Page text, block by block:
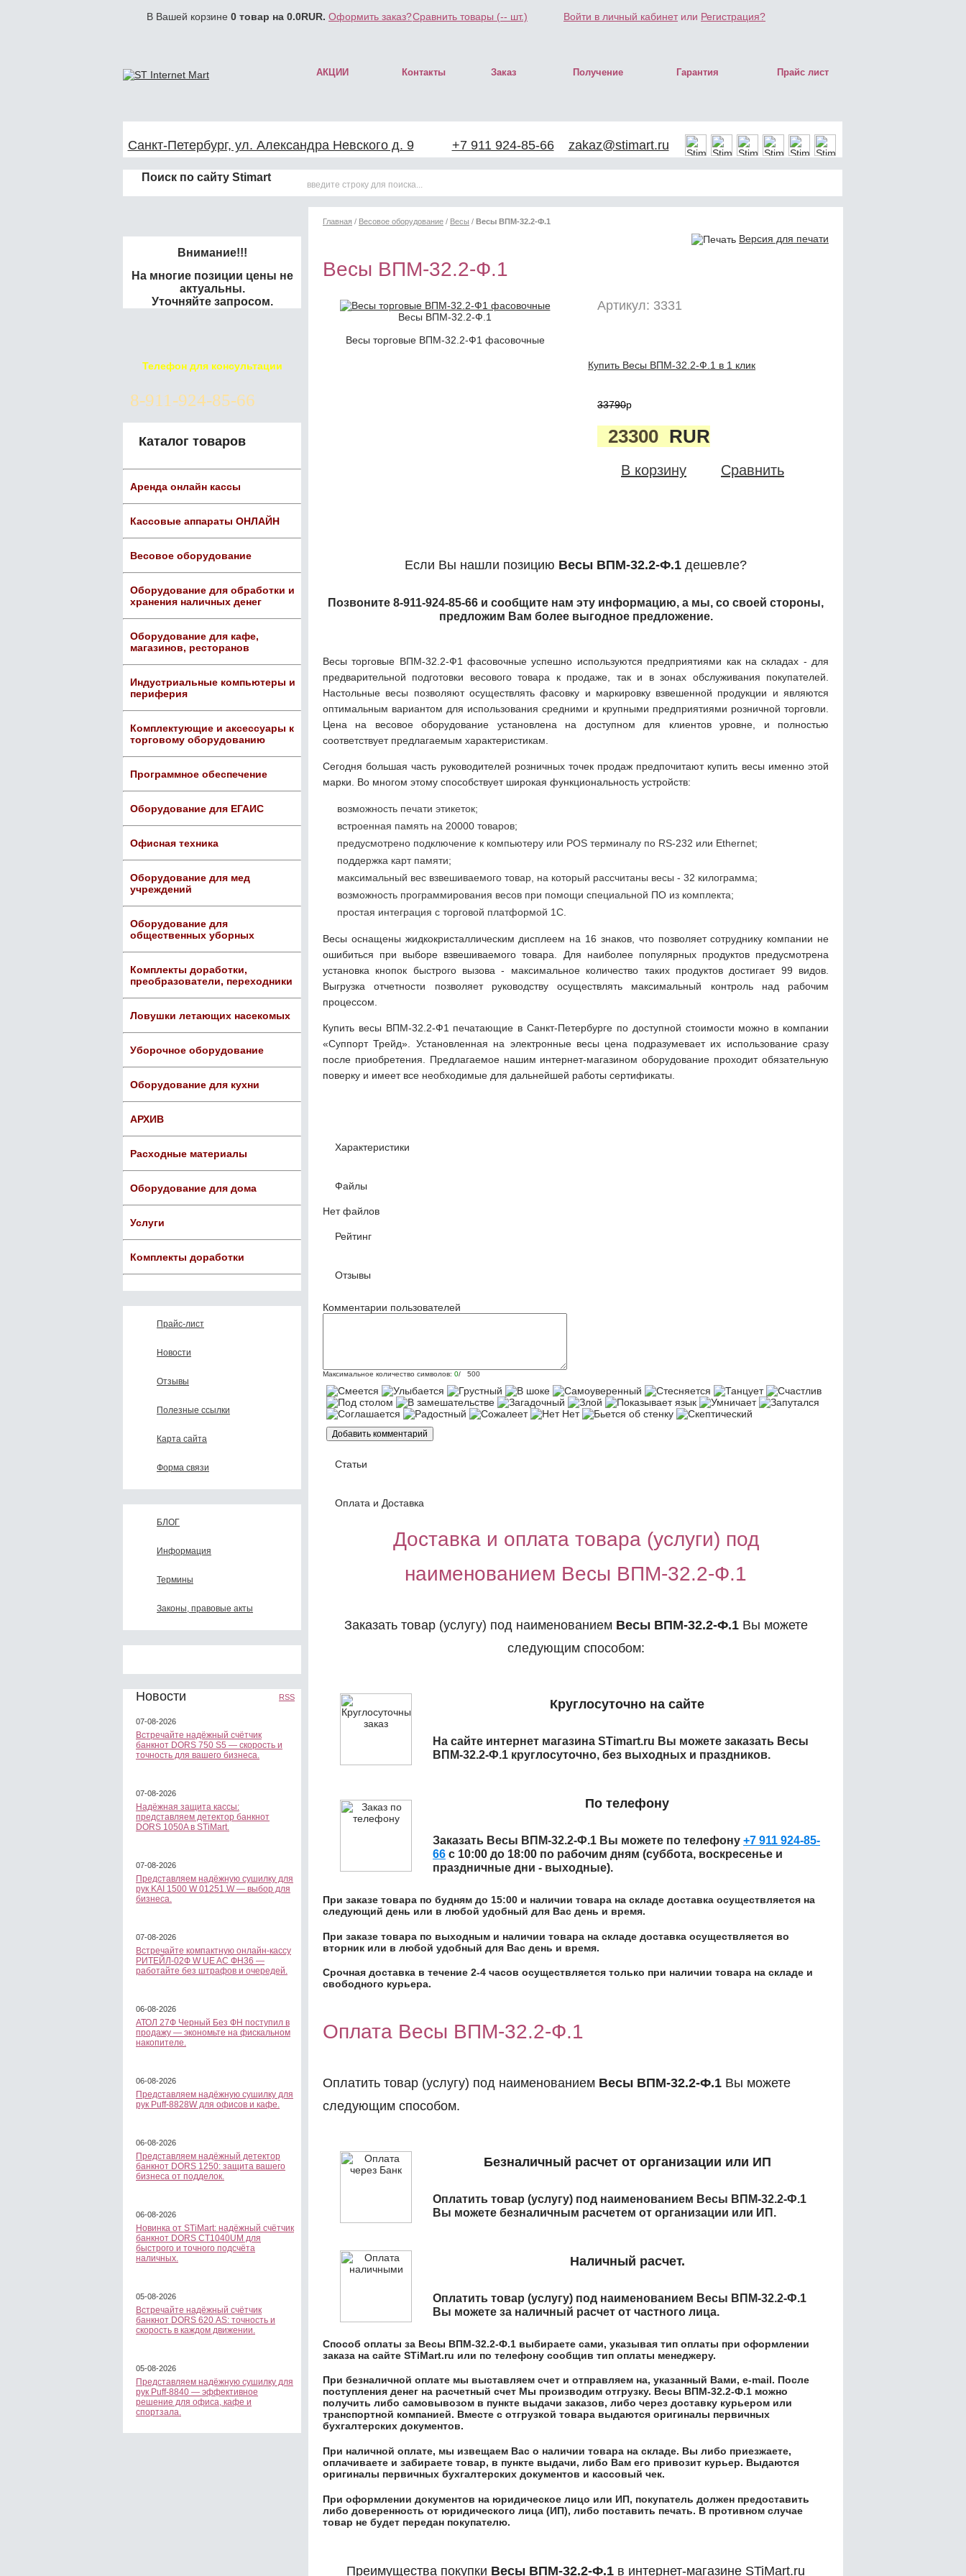
В Вашей корзине 0 товар на 0.0RUR. Оформить заказ?Сравнить товары (-- шт.) Войти в личный кабинетили Регистрация?
АКЦИИ Контакты Заказ Получение Гарантия Прайс лист
Санкт-Петербург, ул. Александра Невского д. 9 +7 911 924-85-66 zakaz@stimart.ru
Поиск по сайту Stimart
Внимание!!!
На многие позиции цены не
актуальны.
Уточняйте запросом.
Телефон для консультации
8-911-924-85-66
Каталог товаров
Аренда онлайн кассы
Кассовые аппараты ОНЛАЙН
Весовое оборудование
Оборудование для обработки и
хранения наличных денег
Оборудование для кафе,
магазинов, ресторанов
Индустриальные компьютеры и
периферия
Комплектующие и аксессуары к
торговому оборудованию
Программное обеспечение
Оборудование для ЕГАИС
Офисная техника
Оборудование для мед
учреждений
Оборудование для
общественных уборных
Комплекты доработки,
преобразователи, переходники
Ловушки летающих насекомых
Уборочное оборудование
Оборудование для кухни
АРХИВ
Расходные материалы
Оборудование для дома
Услуги
Комплекты доработки
Прайс-лист
Новости
Отзывы
Полезные ссылки
Карта сайта
Форма связи
БЛОГ
Информация
Термины
Законы, правовые акты
Новости RSS
07-08-2026
Встречайте надёжный счётчик
банкнот DORS 750 S5 — скорость и
точность для вашего бизнеса.
07-08-2026
Надёжная защита кассы:
представляем детектор банкнот
DORS 1050A в STiMart.
07-08-2026
Представляем надёжную сушилку для
рук KAI 1500 W 01251.W — выбор для
бизнеса.
07-08-2026
Встречайте компактную онлайн-кассу
РИТЕЙЛ-02Ф W UE AC ФН36 —
работайте без штрафов и очередей.
06-08-2026
АТОЛ 27Ф Черный Без ФН поступил в
продажу — экономьте на фискальном
накопителе.
06-08-2026
Представляем надёжную сушилку для
рук Puff-8828W для офисов и кафе.
06-08-2026
Представляем надёжный детектор
банкнот DORS 1250: защита вашего
бизнеса от подделок.
06-08-2026
Новинка от STiMart: надёжный счётчик
банкнот DORS CT1040UM для
быстрого и точного подсчёта
наличных.
05-08-2026
Встречайте надёжный счётчик
банкнот DORS 620 АS: точность и
скорость в каждом движении.
05-08-2026
Представляем надёжную сушилку для
рук Puff-8840 — эффективное
решение для офиса, кафе и
спортзала.
Главная / Весовое оборудование / Весы / Весы ВПМ-32.2-Ф.1
Версия для печати
Весы ВПМ-32.2-Ф.1
Весы ВПМ-32.2-Ф.1
Весы торговые ВПМ-32.2-Ф1 фасовочные
Артикул: 3331
Купить Весы ВПМ-32.2-Ф.1 в 1 клик
33790p
23300 RUR
В корзину Сравнить
Если Вы нашли позицию Весы ВПМ-32.2-Ф.1 дешевле?
Позвоните 8-911-924-85-66 и сообщите нам эту информацию, а мы, со своей стороны,
предложим Вам более выгодное предложение.
Весы торговые ВПМ-32.2-Ф1 фасовочные успешно используются предприятиями как на складах - для
предварительной подготовки весового товара к продаже, так и в зонах обслуживания покупателей.
Настольные весы позволяют осуществлять фасовку и маркировку взвешенной продукции и являются
оптимальным вариантом для использования средними и крупными предприятиями розничной торговли.
Цена на весовое оборудование установлена на доступном для клиентов уровне, и полностью
соответствует предлагаемым характеристикам.
Сегодня большая часть руководителей розничных точек продаж предпочитают купить весы именно этой
марки. Во многом этому способствует широкая функциональность устройств:
возможность печати этикеток;
встроенная память на 20000 товаров;
предусмотрено подключение к компьютеру или POS терминалу по RS-232 или Ethernet;
поддержка карт памяти;
максимальный вес взвешиваемого товар, на который рассчитаны весы - 32 килограмма;
возможность программирования весов при помощи специальной ПО из комплекта;
простая интеграция с торговой платформой 1С.
Весы оснащены жидкокристаллическим дисплеем на 16 знаков, что позволяет сотруднику компании не
ошибиться при выборе взвешиваемого товара. Для наиболее популярных продуктов предусмотрена
установка кнопок быстрого вызова - максимальное количество таких продуктов достигает 99 видов.
Выгрузка отчетности позволяет руководству осуществлять максимальный контроль над рабочим
процессом.
Купить весы ВПМ-32.2-Ф1 печатающие в Санкт-Петербурге по доступной стоимости можно в компании
«Суппорт Трейд». Установленная на электронные весы цена подразумевает их использование сразу
после приобретения. Предлагаемое нашим интернет-магазином оборудование проходит обязательную
поверку и имеет все необходимые для дальнейшей работы сертификаты.
Характеристики
Файлы
Нет файлов
Рейтинг
Отзывы
Комментарии пользователей
Максимальное количество символов: 0/ 500
Статьи
Оплата и Доставка
Доставка и оплата товара (услуги) под
наименованием Весы ВПМ-32.2-Ф.1
Заказать товар (услугу) под наименованием Весы ВПМ-32.2-Ф.1Вы можете
следующим способом:
Круглосуточно на сайте
На сайте интернет магазина STimart.ru Вы можете заказать Весы
ВПМ-32.2-Ф.1 круглосуточно, без выходных и праздников.
По телефону
Заказать Весы ВПМ-32.2-Ф.1 Вы можете по телефону +7 911 924-85-
66 с 10:00 до 18:00 по рабочим дням (суббота, воскресенье и
праздничные дни - выходные).
При заказе товара по будням до 15:00 и наличии товара на складе доставка осуществляется на
следующий день или в любой удобный для Вас день и время.
При заказе товара по выходным и наличии товара на складе доставка осуществляется во
вторник или в любой удобный для Вас день и время.
Срочная доставка в течение 2-4 часов осуществляется только при наличии товара на складе и
свободного курьера.
Оплата Весы ВПМ-32.2-Ф.1
Оплатить товар (услугу) под наименованием Весы ВПМ-32.2-Ф.1 Вы можете
следующим способом.
Безналичный расчет от организации или ИП
Оплатить товар (услугу) под наименованием Весы ВПМ-32.2-Ф.1
Вы можете безналичным расчетем от организации или ИП.
Наличный расчет.
Оплатить товар (услугу) под наименованием Весы ВПМ-32.2-Ф.1
Вы можете за наличный расчет от частного лица.
Способ оплаты за Весы ВПМ-32.2-Ф.1 выбираете сами, указывая тип оплаты при оформлении
заказа на сайте STiMart.ru или по телефону сообщив тип оплаты менеджеру.
При безналичной оплате мы выставляем счет и отправляем на, указанный Вами, e-mail. После
поступления денег на расчетный счет Мы производим отгрузку. Весы ВПМ-32.2-Ф.1 можно
получить либо самовывозом в пункте выдачи заказов, либо через доставку курьером или
транспортной компанией. Вместе с отгрузкой товара выдаются оригиналы первичных
бухгалтерских документов.
При наличной оплате, мы извещаем Вас о наличии товара на складе. Вы либо приезжаете,
оплачиваете и забираете товар, в пункте выдачи, либо Вам его привозит курьер. Выдаются
оригиналы первичных бухгалтерских документов и кассовый чек.
При оформлении документов на юридическое лицо или ИП, покупатель должен предоставить
либо доверенность от юридического лица (ИП), либо поставить печать. В противном случае
товар не будет передан покупателю.
Преимущества покупки Весы ВПМ-32.2-Ф.1 в интернет-магазине STiMart.ru